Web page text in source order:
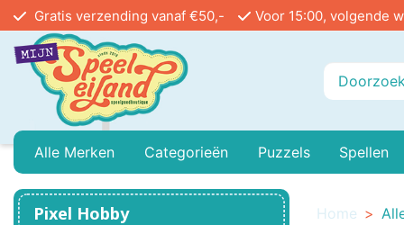
Gratis verzending vanaf €50,- Voor 15:00, volgende
Alle Merken
Playmobil 999 Games
Categorieën
Baby Peuter En Kleuter
Puzzels
Legpuzzels In
Spellen
Pixel Hobby Home